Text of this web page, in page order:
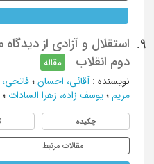
9.
استقلال و آزادی از
دوم انقلاب
مقاله
نویسنده: آقائی، احسان؛
مريم؛ يوسف زاده، زهرا السادات؛
چکیده
مقالات مرتبط